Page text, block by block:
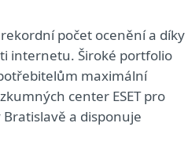
počet ocenění a díky
internetu. Široké portfolio
maximální
center ESET pro
Bratislavě a disponuje